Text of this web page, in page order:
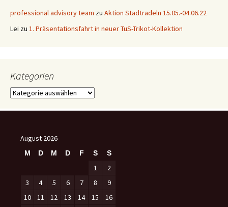
professional advisory team zu Aktion Stadtradeln 15.05.-04.06.22
Lei zu 1. Präsentationsfahrt in neuer TuS-Trikot-Kollektion
Kategorien
Kategorien
August 2026
M D M D F S S
1
2
3
4 5 6 7 8
9
10
11 12 13 14 15
16